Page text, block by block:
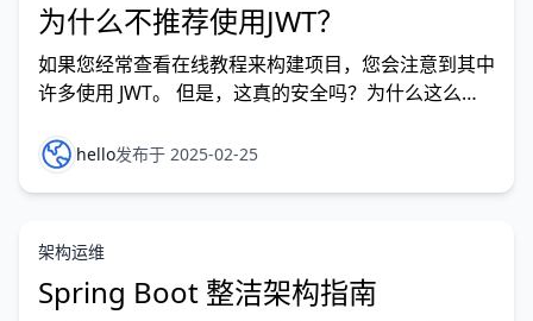
为什么不推荐使用JWT？
如果您经常查看在线教程来构建项目，您会注意到其中
许多使用 JWT。 但是，这真的安全吗？为什么这么多
点的全面了解。 什么是 JWT？ 这里是官方网站：JSON
Web Tokens — jwt.io 这是 JWT 是什么。 JWT 代表
hello发布于 2025-02-25
架构运维
Spring Boot 整洁架构指南